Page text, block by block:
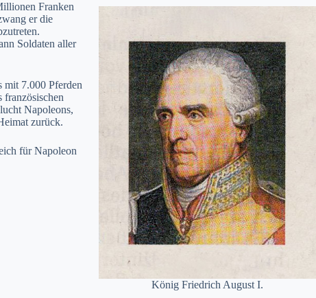
König Friedrich August I.
Franken
er die
Soldaten aller
mit 7.000 Pferden
französischen
Napoleons,
zurück.
für Napoleon